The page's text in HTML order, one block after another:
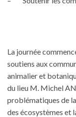
La journée
soutiens aux
animalier et
du lieu M. Michel
problématiques de
des écosystèmes et